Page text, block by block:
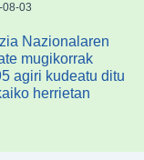
08-03
Nazionalaren
mugikorrak
agiri kudeatu ditu
herrietan